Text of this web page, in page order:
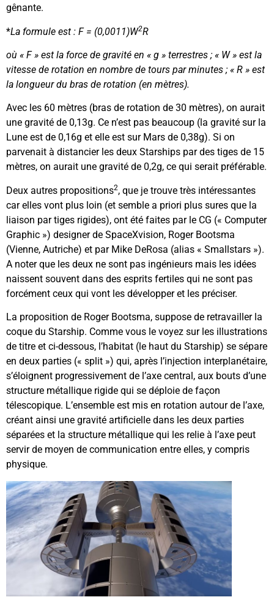
gênante.
*La formule est : F = (0,0011)W2R
où « F » est la force de gravité en « g » terrestres ; « W » est la
vitesse de rotation en nombre de tours par minutes ; « R » est
la longueur du bras de rotation (en mètres).
Avec les 60 mètres (bras de rotation de 30 mètres), on aurait
une gravité de 0,13g. Ce n’est pas beaucoup (la gravité sur la
Lune est de 0,16g et elle est sur Mars de 0,38g). Si on
parvenait à distancier les deux Starships par des tiges de 15
mètres, on aurait une gravité de 0,2g, ce qui serait préférable.
Deux autres propositions2, que je trouve très intéressantes
car elles vont plus loin (et semble a priori plus sures que la
liaison par tiges rigides), ont été faites par le CG (« Computer
Graphic ») designer de SpaceXvision, Roger Bootsma
(Vienne, Autriche) et par Mike DeRosa (alias « Smallstars »).
A noter que les deux ne sont pas ingénieurs mais les idées
naissent souvent dans des esprits fertiles qui ne sont pas
forcément ceux qui vont les développer et les préciser.
La proposition de Roger Bootsma, suppose de retravailler la
coque du Starship. Comme vous le voyez sur les illustrations
de titre et ci-dessous, l’habitat (le haut du Starship) se sépare
en deux parties (« split ») qui, après l’injection interplanétaire,
s’éloignent progressivement de l’axe central, aux bouts d’une
structure métallique rigide qui se déploie de façon
télescopique. L’ensemble est mis en rotation autour de l’axe,
créant ainsi une gravité artificielle dans les deux parties
séparées et la structure métallique qui les relie à l’axe peut
servir de moyen de communication entre elles, y compris
physique.